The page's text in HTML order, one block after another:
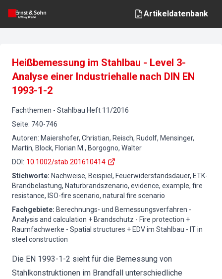
Artikeldatenbank
Heißbemessung im Stahlbau - Level 3-
Analyse einer Industriehalle nach DIN EN
1993-1-2
Fachthemen - Stahlbau Heft 11/2016
Seite: 740-746
Autoren: Maiershofer, Christian, Reisch, Rudolf, Mensinger,
Martin, Block, Florian M., Borgogno, Walter
DOI : 10.1002/stab.201610414
Stichworte: Nachweise, Beispiel, Feuerwiderstandsdauer, ETK-
Brandbelastung, Naturbrandszenario, evidence, example, fire
resistance, ISO-fire scenario, natural fire scenario
Fachgebiete: Berechnungs- und Bemessungsverfahren -
Analysis and calculation + Brandschutz - Fire protection +
Raumfachwerke - Spatial structures + EDV im Stahlbau - IT in
steel construction
Die EN 1993-1-2 sieht für die Bemessung von
Stahlkonstruktionen im Brandfall unterschiedliche